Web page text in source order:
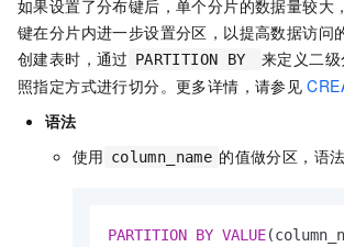
如果设置了分布键后，单个分片的数据量较大
键在分片内进一步设置分区，以提高数据访问
创建表时，通过 PARTITION BY
来定义二
照指定方式进行切分。更多详情，请参见
语法
使用 column_name 的值做分区，语
PARTITION BY VALUE